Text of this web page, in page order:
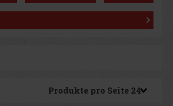
Produkte pro Seite